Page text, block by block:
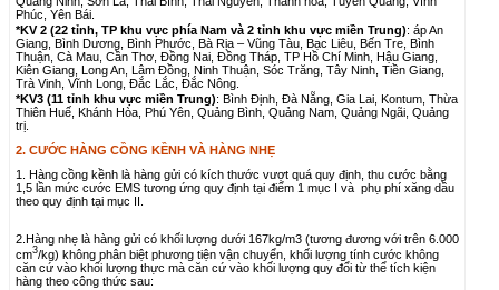
Phúc, Yên Bái.
*KV 2 (22 tỉnh, TP khu vực phía Nam và 2 tỉnh khu vực miền Trung): áp An
Giang, Bình Dương, Bình Phước, Bà Rịa – Vũng Tàu, Bạc Liêu, Bến Tre, Bình
Thuận, Cà Mau, Cần Thơ, Đồng Nai, Đồng Tháp, TP Hồ Chí Minh, Hậu Giang,
Kiên Giang, Long An, Lâm Đồng, Ninh Thuận, Sóc Trăng, Tây Ninh, Tiền Giang,
Trà Vinh, Vĩnh Long, Đắc Lắc, Đắc Nông.
*KV3 (11 tỉnh khu vực miền Trung): Bình Định, Đà Nẵng, Gia Lai, Kontum, Thừa
Thiên Huế, Khánh Hòa, Phú Yên, Quảng Bình, Quảng Nam, Quảng Ngãi, Quảng
trị.
2. CƯỚC HÀNG CỒNG KỀNH VÀ HÀNG NHẸ
1. Hàng cồng kềnh là hàng gửi có kích thước vượt quá quy định, thu cước bằng
1,5 lần mức cước EMS tương ứng quy định tại điểm 1 mục I và phụ phí xăng dầu
theo quy định tại mục II.
2.Hàng nhẹ là hàng gửi có khối lượng dưới 167kg/m3 (tương đương với trên 6.000
cm3/kg) không phân biệt phương tiện vận chuyển, khối lượng tính cước không
căn cứ vào khối lượng thực mà căn cứ vào khối lượng quy đổi từ thể tích kiện
hàng theo công thức sau: